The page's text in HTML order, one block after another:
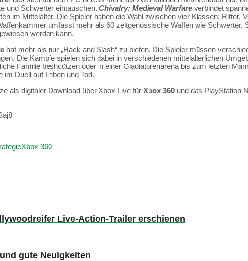
und Schwerter eintauschen. Chivalry: Medieval Warfare verbindet
im Mittelalter. Die Spieler haben die Wahl zwischen vier Klassen: Ritter,
umfasst mehr als 60 zeitgenössische Waffen wie
werden kann.
hat mehr als nur „Hack and Slash“ zu bieten. Die Spieler müssen
Die Kämpfe spielen sich dabei in verschiedenen mittelalterlichen
Familie beshcützen oder in einer Gladiatorenarena bis zum letzten
im Duell auf Leben und Tod.
als digitaler Download über Xbox Live für Xbox 360 und das PlayStation
Xbox 360
Live-Action-Trailer erschienen
gute Neuigkeiten